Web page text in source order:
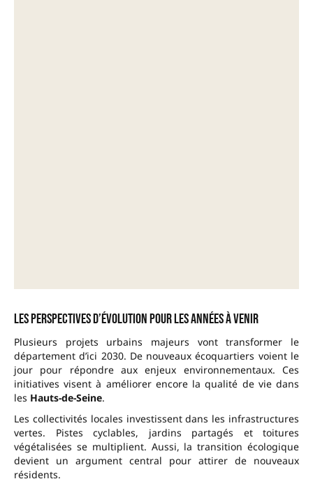
Les perspectives d’évolution pour les années à venir
Plusieurs projets urbains majeurs vont transformer le
département d’ici 2030. De nouveaux écoquartiers voient le
jour pour répondre aux enjeux environnementaux. Ces
initiatives visent à améliorer encore la qualité de vie dans
les Hauts-de-Seine.
Les collectivités locales investissent dans les infrastructures
vertes. Pistes cyclables, jardins partagés et toitures
végétalisées se multiplient. Aussi, la transition écologique
devient un argument central pour attirer de nouveaux
résidents.